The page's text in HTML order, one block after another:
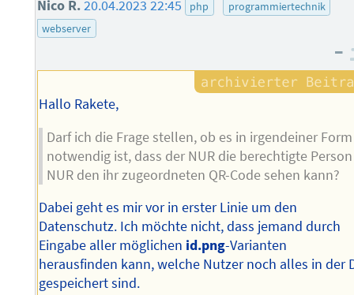
Nico R.20.04.2023 22:45 php
programmiertechnik
webserver
–
Hallo Rakete,
Darf ich die Frage stellen, ob es in irgendeiner Form
notwendig ist, dass der NUR die berechtigte Person
NUR den ihr zugeordneten QR-Code sehen kann?
Dabei geht es mir vor in erster Linie um den
Datenschutz. Ich möchte nicht, dass jemand durch
Eingabe aller möglichen id.png-Varianten
herausfinden kann, welche Nutzer noch alles in der
gespeichert sind.